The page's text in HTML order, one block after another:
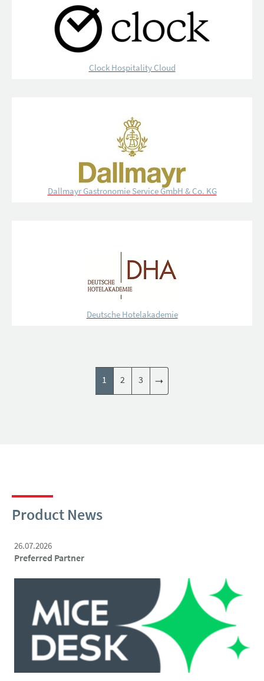
Clock Hospitality Cloud
Dallmayr Gastronomie Service GmbH & Co. KG
Deutsche Hotelakademie
1 2 3
Product News
26.07.2026
Preferred Partner